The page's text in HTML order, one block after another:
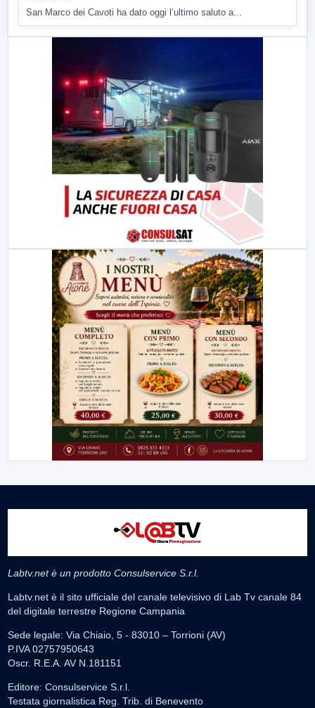
San Marco dei Cavoti ha dato oggi l’ultimo saluto a...
Labtv.net è un prodotto Consulservice S.r.l.
Labtv.net è il sito ufficiale del canale televisivo di Lab Tv canale 84
del digitale terrestre Regione Campania
Sede legale: Via Chiaio, 5 - 83010 – Torrioni (AV)
P.IVA 02757950643
Oscr. R.E.A. AV N.181151
Editore: Consulservice S.r.l.
Testata giornalistica Reg. Trib. di Benevento